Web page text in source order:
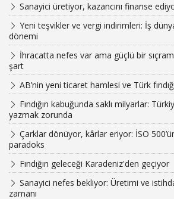
Sanayici üretiyor, kazancını finanse
Yeni teşvikler ve vergi indirimleri: İş
dönemi
İhracatta nefes var ama güçlü bir
şart
AB’nin yeni ticaret hamlesi ve Türk
Fındığın kabuğunda saklı milyarlar:
yazmak zorunda
Çarklar dönüyor, kârlar eriyor: İSO
paradoks
Fındığın geleceği Karadeniz'den geçiyor
Sanayici nefes bekliyor: Üretimi ve
zamanı